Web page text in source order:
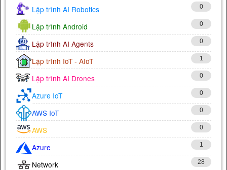
Lập trình AI Robotics 0
Lập trình Android 0
Lập trình AI Agents 0
Lập trình IoT - AIoT 1
Lập trình AI Drones 0
Azure IoT 0
AWS IoT 0
AWS 0
Azure 1
Network 28